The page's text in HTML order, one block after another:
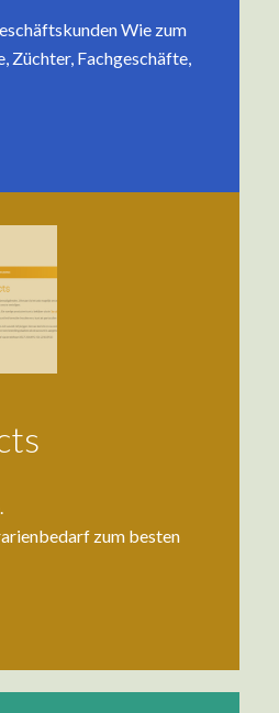
Wie zum
Züchter, Fachgeschäfte,
zum besten